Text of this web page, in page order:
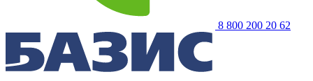
8 800 200 20 62